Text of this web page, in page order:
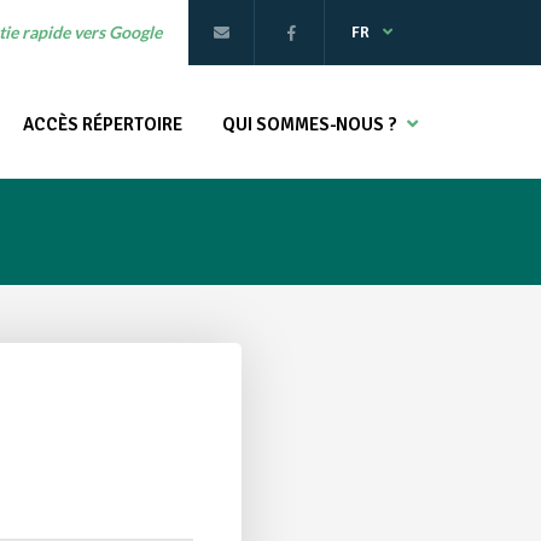
rapide vers Google FR
ACCÈS RÉPERTOIRE QUI SOMMES-NOUS ?